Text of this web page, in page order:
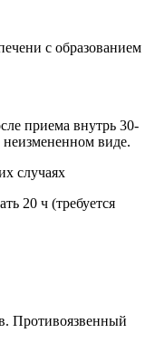
с образованием
приема внутрь 30-
виде.
случаях
20 ч (требуется
Противоязвенный